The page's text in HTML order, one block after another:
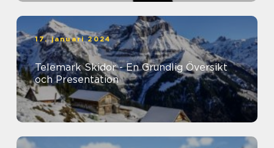
17. januari 2024
Telemark Skidor - En Grundlig Översikt
och Presentation